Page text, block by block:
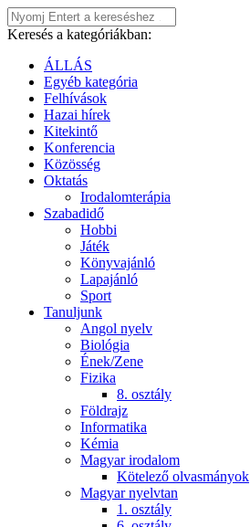
Keresés a kategóriákban:
ÁLLÁS
Egyéb kategória
Felhívások
Hazai hírek
Kitekintő
Konferencia
Közösség
Oktatás
Irodalomterápia
Szabadidő
Hobbi
Játék
Könyvajánló
Lapajánló
Sport
Tanuljunk
Angol nyelv
Biológia
Ének/Zene
Fizika
8. osztály
Földrajz
Informatika
Kémia
Magyar irodalom
Kötelező olvasmányok
Magyar nyelvtan
1. osztály